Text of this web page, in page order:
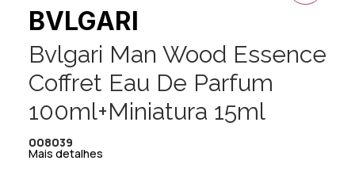
BVLGARI
Bvlgari Man Wood Essence
Coffret Eau De Parfum
100ml+Miniatura 15ml
008039
Mais detalhes